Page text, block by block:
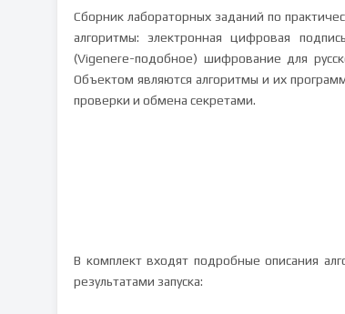
Сборник лабораторных заданий по
алгоритмы: электронная цифровая
(Vigenere-подобное) шифрование для
Объектом являются алгоритмы и их
проверки и обмена секретами.
В комплект входят подробные описания
результатами запуска: